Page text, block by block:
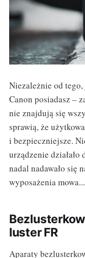
Niezależnie od
Canon posiadasz –
nie znajdują się
sprawią, że
i bezpieczniejsze.
urządzenie
nadal nadawało się
wyposażenia
luster FR
Aparaty